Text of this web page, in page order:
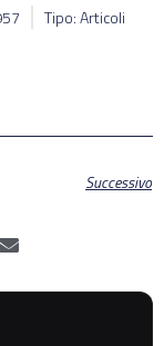
Tipo: Articoli
Successivo